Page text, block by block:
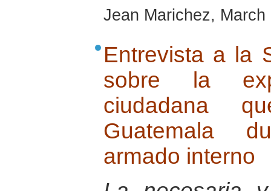
Jean Marichez, March
Entrevista a la
sobre la
ciudadana
Guatemala
armado interno